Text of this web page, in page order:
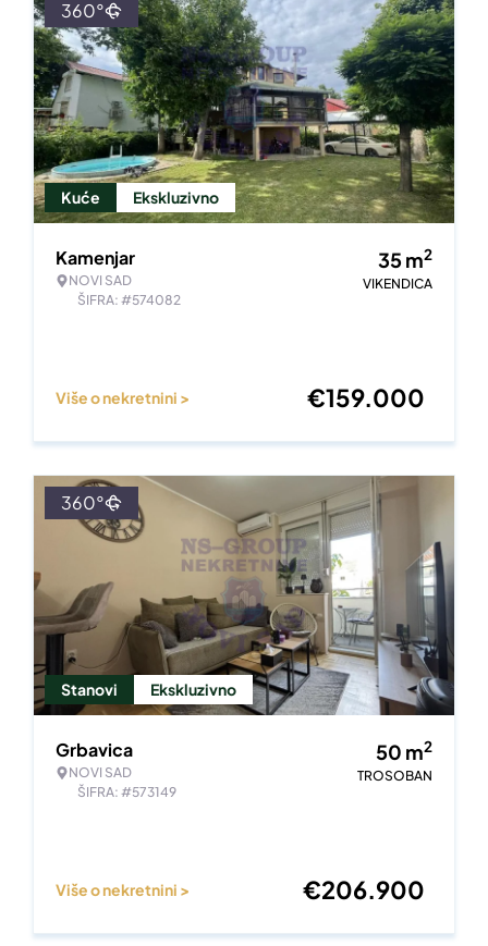
Kuće Ekskluzivno
360°
Kamenjar
NOVI SAD
ŠIFRA: #574082
35m2
VIKENDICA
Više o nekretnini > €159.000
Stanovi Ekskluzivno
360°
Grbavica
NOVI SAD
ŠIFRA: #573149
50 m2
TROSOBAN
Više o nekretnini > €206.900